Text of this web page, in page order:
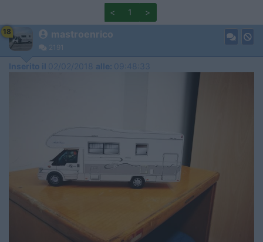
< 1 >
18 mastroenrico
2191
Inserito il 02/02/2018 alle: 09:48:33